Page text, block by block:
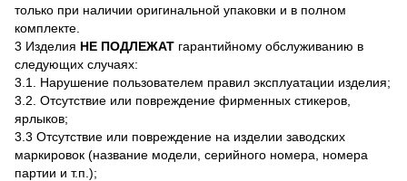
только при наличии оригинальной упаковки и в полном
комплекте.
3 Изделия НЕ ПОДЛЕЖАТ гарантийному обслуживанию в
следующих случаях:
3.1. Нарушение пользователем правил эксплуатации изделия;
3.2. Отсутствие или повреждение фирменных стикеров,
ярлыков;
3.3 Отсутствие или повреждение на изделии заводских
маркировок (название модели, серийного номера, номера
партии и т.п.);